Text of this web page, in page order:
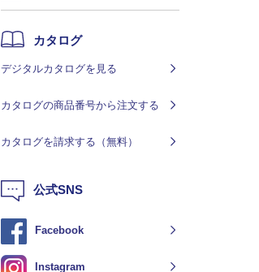
カタログ
デジタルカタログを見る
カタログの商品番号から注文する
カタログを請求する（無料）
公式SNS
Facebook
Instagram